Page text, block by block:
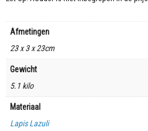
Afmetingen
23 x 3 x 23cm
Gewicht
5.1 kilo
Materiaal
Lapis Lazuli